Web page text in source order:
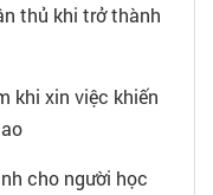
thủ khi trở thành
khi xin việc khiến
cho người học